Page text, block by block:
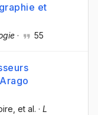
et
· 55
, et al. · L